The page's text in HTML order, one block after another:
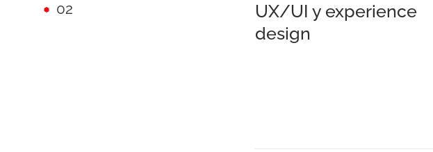
02
UX/UI y experience
design